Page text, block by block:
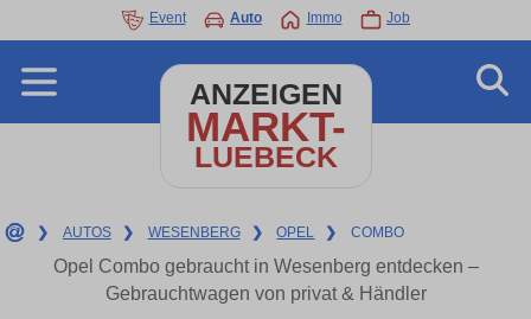
Event Auto Immo Job
ANZEIGEN
MARKT-
LUEBECK
❯ AUTOS ❯ WESENBERG ❯ OPEL ❯ COMBO
Opel Combo gebraucht in Wesenberg entdecken –
Gebrauchtwagen von privat & Händler